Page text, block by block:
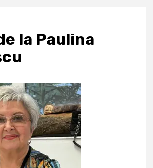
la Paulina